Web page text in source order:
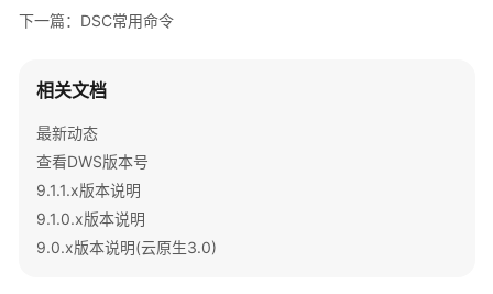
下一篇：DSC常用命令
相关文档
最新动态
查看DWS版本号
9.1.1.x版本说明
9.1.0.x版本说明
9.0.x版本说明(云原生3.0)